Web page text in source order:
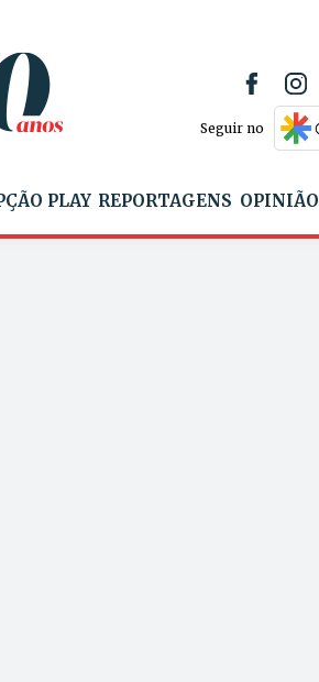
Seguir no
PLAY REPORTAGENS OPINIÃO